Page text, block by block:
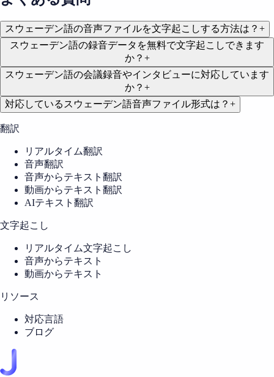
スウェーデン語の音声ファイルを文字起こしする方法は？ +
スウェーデン語の録音データを無料で文字起こしできます
か？ +
スウェーデン語の会議録音やインタビューに対応しています
か？ +
対応しているスウェーデン語音声ファイル形式は？ +
翻訳
リアルタイム翻訳
音声翻訳
音声からテキスト翻訳
動画からテキスト翻訳
AIテキスト翻訳
文字起こし
リアルタイム文字起こし
音声からテキスト
動画からテキスト
リソース
対応言語
ブログ